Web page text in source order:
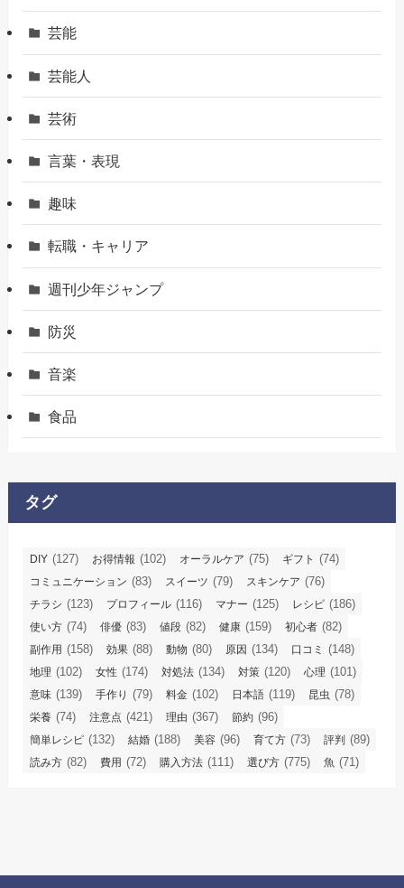
芸能
芸能人
芸術
言葉・表現
趣味
転職・キャリア
週刊少年ジャンプ
防災
音楽
食品
タグ
DIY (127) お得情報 (102) オーラルケア (75) ギフト (74)
コミュニケーション (83) スイーツ (79) スキンケア (76)
チラシ (123) プロフィール (116) マナー (125) レシピ (186)
使い方 (74) 俳優 (83) 値段 (82) 健康 (159) 初心者 (82)
副作用 (158) 効果 (88) 動物 (80) 原因 (134) 口コミ (148)
地理 (102) 女性 (174) 対処法 (134) 対策 (120) 心理 (101)
意味 (139) 手作り (79) 料金 (102) 日本語 (119) 昆虫 (78)
栄養 (74) 注意点 (421) 理由 (367) 節約 (96)
簡単レシピ (132) 結婚 (188) 美容 (96) 育て方 (73) 評判 (89)
読み方 (82) 費用 (72) 購入方法 (111) 選び方 (775) 魚 (71)